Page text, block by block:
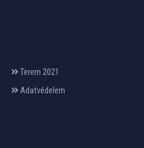
Terem 2021
Adatvédelem